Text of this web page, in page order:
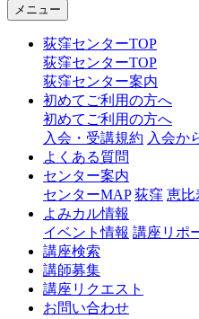
メニュー
荻窪センターTOP
荻窪センターTOP
荻窪センター案内
初めてご利用の方へ
初めてご利用の方へ
入会・受講規約 入会か
よくある質問
センター案内
センターMAP 荻窪 恵比
よみカル情報
イベント情報 講座リポ
講座検索
講師募集
講座リクエスト
お問い合わせ